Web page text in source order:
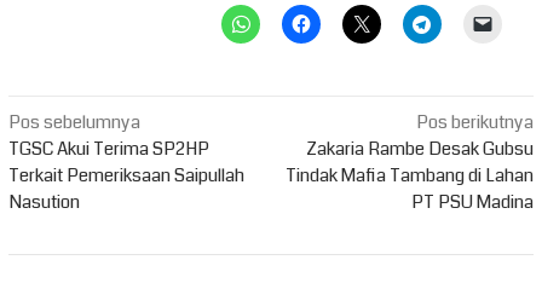
Navigasi
pos
Pos sebelumnya
TGSC Akui Terima SP2HP
Terkait Pemeriksaan Saipullah
Nasution
Pos berikutnya
Zakaria Rambe Desak Gubsu
Tindak Mafia Tambang di Lahan
PT PSU Madina